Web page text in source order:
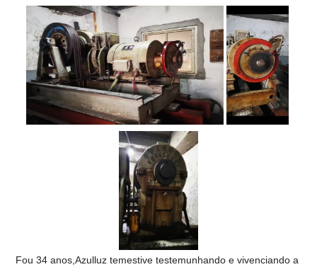
Fou 34 anos ,Azulluz temestive testemunhando e vivenciando a